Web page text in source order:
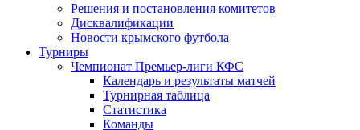
Решения и постановления комитетов
Дисквалификации
Новости крымского футбола
Турниры
Чемпионат Премьер-лиги КФС
Календарь и результаты матчей
Турнирная таблица
Статистика
Команды